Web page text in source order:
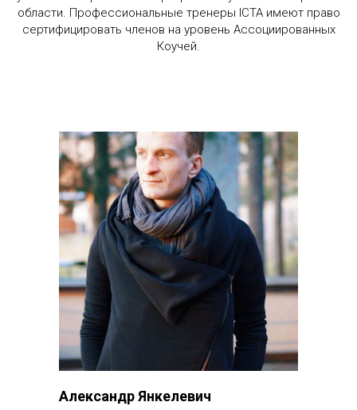
области. Профессиональные тренеры ICTA имеют право
сертифицировать членов на уровень Ассоциированных
Коучей.
Александр Янкелевич